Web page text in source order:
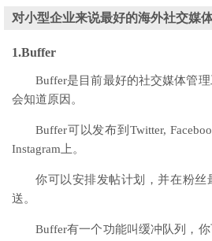
对小型企业来说最好的海外社交媒
1.Buffer
Buffer是目前最好的社交媒体管
会知道原因。
Buffer可以发布到Twitter,
Instagram上。
你可以安排发帖计划，并在粉丝
送。
Buffer有一个功能叫缓冲队列，